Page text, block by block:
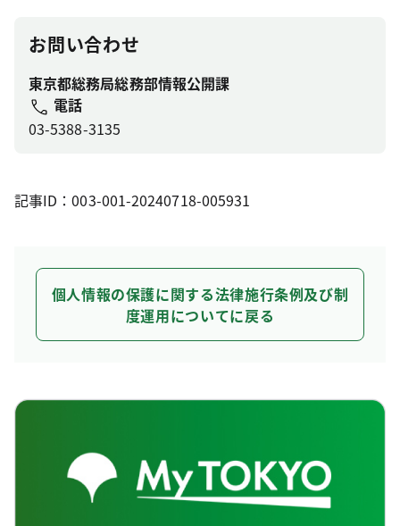
お問い合わせ
東京都総務局総務部情報公開課
電話
03-5388-3135
記事ID：003-001-20240718-005931
個人情報の保護に関する法律施行条例及び制
度運用についてに戻る